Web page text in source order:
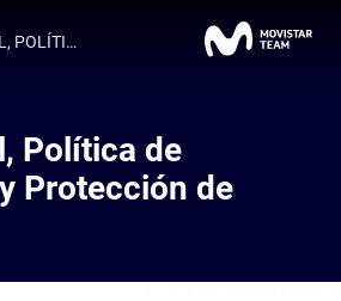
AVISO LEGAL, POLÍTICA DE PRIVACIDAD Y PROTECCIÓN DE DATOS
Política de
Protección de